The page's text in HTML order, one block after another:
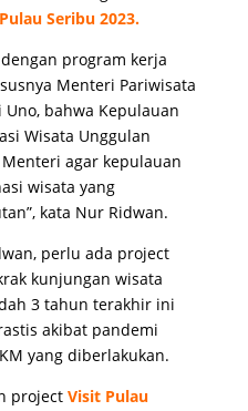
Seribu 2023.
program kerja
Menteri Pariwisata
bahwa Kepulauan
Wisata Unggulan
agar kepulauan
wisata yang
kata Nur Ridwan.
perlu ada project
kunjungan wisata
3 tahun terakhir ini
akibat pandemi
yang diberlakukan.
project Visit Pulau